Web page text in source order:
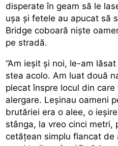
disperate în geam să le
ușa și fetele au apucat să
Bridge coboară niște
pe stradă.
“Am ieșit și noi, le-am
stea acolo. Am luat două
plecat înspre locul din care
alergare. Leșinau oameni
brutăriei era o alee, o
stânga, la vreo cinci metri,
cetățean simplu flancat